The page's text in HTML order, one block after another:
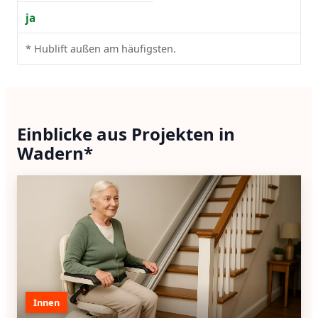
ja
* Hublift außen am häufigsten.
Einblicke aus Projekten in
Wadern*
Innen